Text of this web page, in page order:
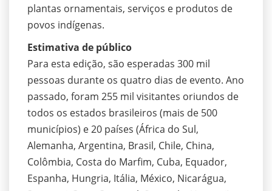
plantas ornamentais, serviços e produtos de
povos indígenas.
Estimativa de público
Para esta edição, são esperadas 300 mil
pessoas durante os quatro dias de evento. Ano
passado, foram 255 mil visitantes oriundos de
todos os estados brasileiros (mais de 500
municípios) e 20 países (África do Sul,
Alemanha, Argentina, Brasil, Chile, China,
Colômbia, Costa do Marfim, Cuba, Equador,
Espanha, Hungria, Itália, México, Nicarágua,